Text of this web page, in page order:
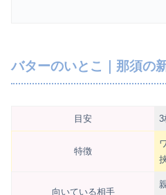
バターのいとこ｜那須の
目安 3
特徴
向いている相手